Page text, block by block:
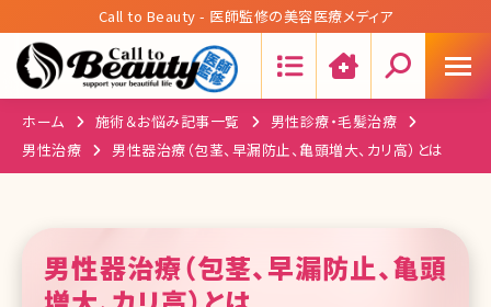
Call to Beauty - 医師監修の美容医療メディア
ホーム 施術＆お悩み記事一覧
男性診療・毛髪治療
男性治療
男性器治療（包茎、早漏防止、亀頭増大、カリ高）とは
男性器治療（包茎、早漏防止、亀頭